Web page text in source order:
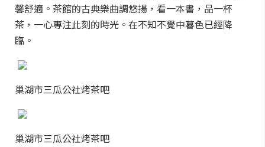
馨舒適。茶館的古典樂曲調悠揚，看一本書，品一杯
茶，一心專注此刻的時光。在不知不覺中暮色已經降
臨。
巢湖市三瓜公社烤茶吧
巢湖市三瓜公社烤茶吧